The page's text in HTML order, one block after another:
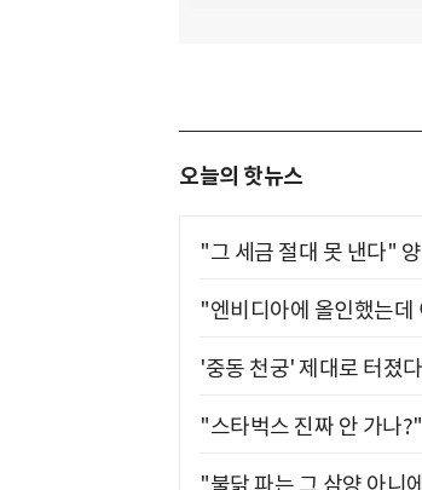
오늘의 핫뉴스
"그 세금 절대 못 낸다"
"엔비디아에 올인했는
'중동 천궁' 제대로 터졌
"스타벅스 진짜 안 가나